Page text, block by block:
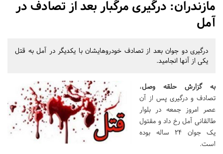
مازندران: درگیری مرگبار بعد از تصادف در
آمل
درگیری دو جوان بعد از تصادف خودروهایشان با یکدیگر در آمل به قتل
یکی از آنها انجامید.
به گزارش حلقه وصل،
تصادف و درگیری پس از آن
عصر امروز جمعه در بلوار
طالقانی آمل رخ داد و مقتول
یک جوان ۲۴ ساله بوده
است.